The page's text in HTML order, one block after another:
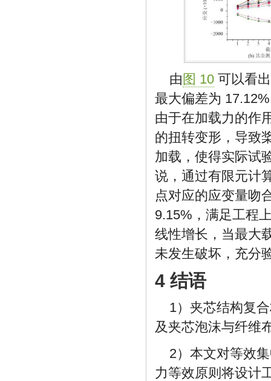
由 图 10 可以看
最大偏差为
由于在加载力的作
的扭转变形，导致
加载，使得实际试
说，通过有限元计
点对应的应变量吻
9.15%，满足工程
线性增长，当最大
未发生破坏，充分
4 结语
1）夹芯结构复
及夹芯泡沫与纤维
2）本文对等效
力等效原则将设计